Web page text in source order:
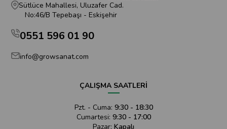
Sütlüce Mahallesi, Uluzafer Cad.
No:46/B Tepebaşı - Eskişehir
0551 596 01 90
info@growsanat.com
ÇALIŞMA SAATLERİ
Pzt. - Cuma: 9:30 - 18:30
Cumartesi: 9:30 - 17:00
Pazar: Kapalı